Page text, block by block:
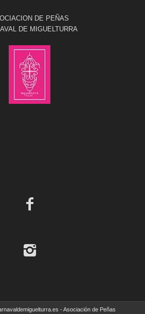
DE PEÑAS
DE MIGUELTURRA
- Asociación de Peñas